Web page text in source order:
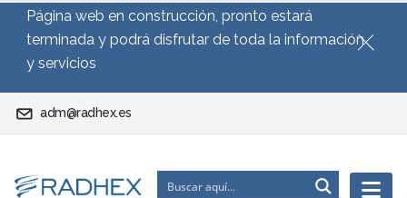
Página web en construcción, pronto estará
terminada y podrá disfrutar de toda la información
y servicios
adm@radhex.es